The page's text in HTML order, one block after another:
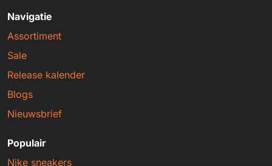
Navigatie
Assortiment
Sale
Release kalender
Blogs
Nieuwsbrief
Populair
Nike sneakers